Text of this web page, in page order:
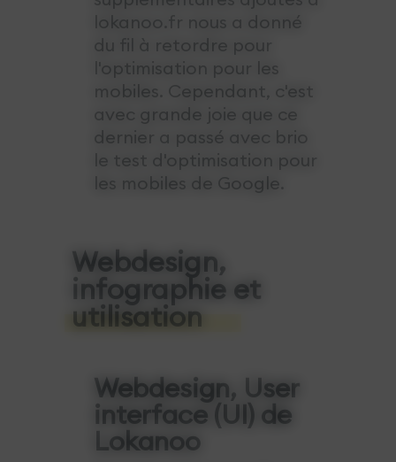
lokanoo.fr nous a donné
du fil à retordre pour
l'optimisation pour les
mobiles. Cependant, c'est
avec grande joie que ce
dernier a passé avec brio
le test d'optimisation pour
les mobiles de Google.
Webdesign,
infographie et
utilisation
Webdesign, User
interface (UI) de
Lokanoo